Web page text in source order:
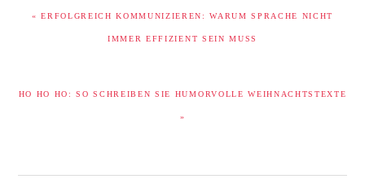
BEITRAG:
« ERFOLGREICH KOMMUNIZIEREN: WARUM SPRACHE NICHT
IMMER EFFIZIENT SEIN MUSS
BEITRAG:
HO HO HO: SO SCHREIBEN SIE HUMORVOLLE WEIHNACHTSTEXTE
»